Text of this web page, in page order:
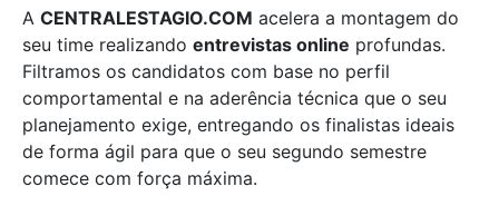
A CENTRALESTAGIO.COM acelera a montagem do
seu time realizando entrevistas online profundas.
Filtramos os candidatos com base no perfil
comportamental e na aderência técnica que o seu
planejamento exige, entregando os finalistas ideais
de forma ágil para que o seu segundo semestre
comece com força máxima.